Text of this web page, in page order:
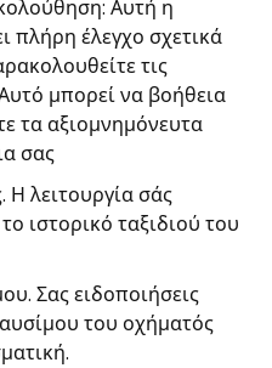
Αυτή η
πλήρη έλεγχο σχετικά
τις
μπορεί να βοήθεια
τα αξιομνημόνευτα
σας
Η λειτουργία σάς
ιστορικό ταξιδιού του
Σας ειδοποιήσεις
του οχήματός